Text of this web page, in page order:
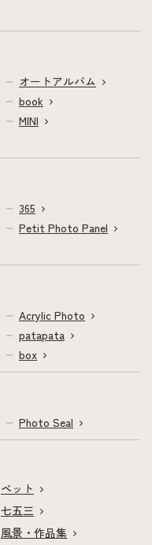
オートアルバム
book
MINI
365
Petit Photo Panel
Acrylic Photo
patapata
box
Photo Seal
ペット
七五三
風景・作品集